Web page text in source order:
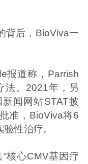
背后，BioViva一
报道称，Parrish
法。2021年，另
闻网站STAT披
准，BioViva将6
性治疗。
核心CMV基因疗